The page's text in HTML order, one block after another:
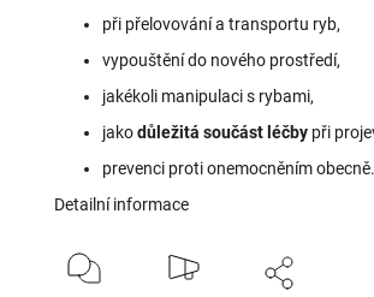
při přelovování a transportu ryb,
vypouštění do nového prostředí,
jakékoli manipulaci s rybami,
jakodůležitá součást léčby při
prevenci proti onemocněním obecně.
Detailní informace